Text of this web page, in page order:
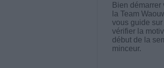
Bien
la Team
vous guide
vérifier la
début de la
minceur.